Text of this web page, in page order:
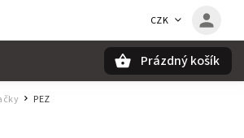
CZK
Prázdný košík
/ PEZ